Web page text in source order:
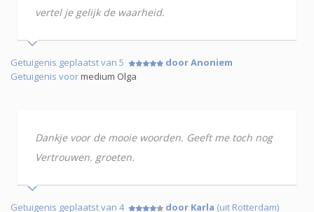
vertel je gelijk de waarheid.
Getuigenis geplaatst van 5
door Anoniem
Getuigenis voormedium Olga
Dankje voor de mooie woorden. Geeft me toch nog
Vertrouwen. groeten.
Getuigenis geplaatst van 4 door Karla (uit Rotterdam)